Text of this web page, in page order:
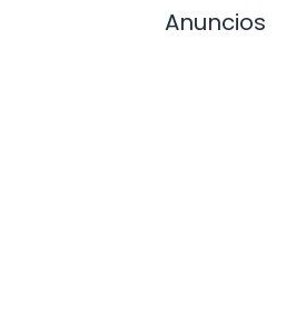
Anuncios